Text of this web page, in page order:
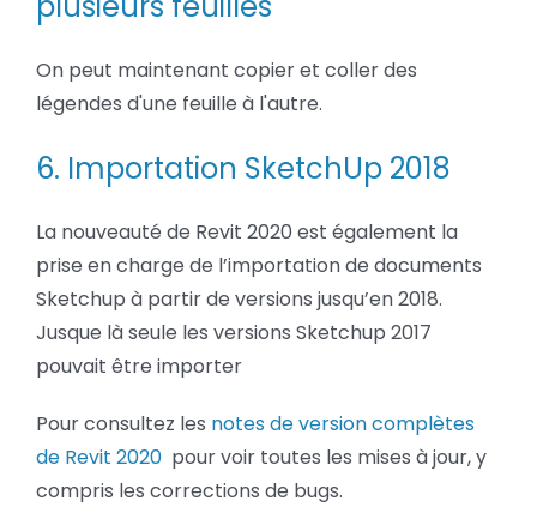
On peut maintenant copier et coller des
légendes d'une feuille à l'autre.
6. Importation SketchUp 2018
La nouveauté de Revit 2020 est également la
prise en charge de l’importation de documents
Sketchup à partir de versions jusqu’en 2018.
Jusque là seule les versions Sketchup 2017
pouvait être importer
Pour consultez les notes de version complètes
de Revit 2020 pour voir toutes les mises à jour, y
compris les corrections de bugs.